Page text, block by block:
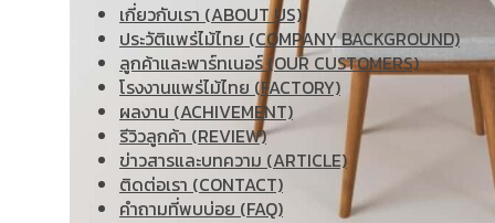
เกี่ยวกับเรา (ABOUT US)
ประวัติแพร่ไม้ไทย (COMPANY BACKGROUND)
ลูกค้าและพาร์ทเนอร์ (OUR CUSTOMERS)
โรงงานแพร่ไม้ไทย (FACTORY)
ผลงาน (ACHIVEMENT)
รีวิวลูกค้า (REVIEW)
ข่าวสารและบทความ (ARTICLE)
ติดต่อเรา (CONTACT)
คำถามที่พบบ่อย (FAQ)